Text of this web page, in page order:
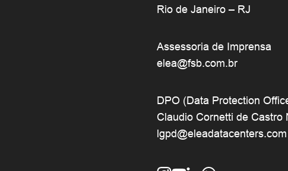
Rio de Janeiro – RJ
Assessoria de Imprensa
elea@fsb.com.br
DPO (Data Protection
Claudio Cornetti de Castro
lgpd@eleadatacenters.com